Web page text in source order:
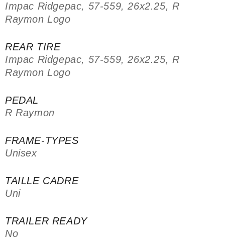
Impac Ridgepac, 57-559, 26x2.25, R
Raymon Logo
REAR TIRE
Impac Ridgepac, 57-559, 26x2.25, R
Raymon Logo
PEDAL
R Raymon
FRAME-TYPES
Unisex
TAILLE CADRE
Uni
TRAILER READY
No